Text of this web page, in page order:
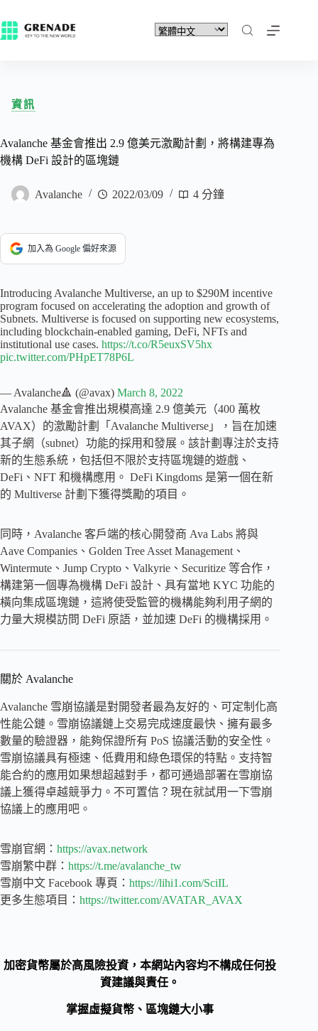
資訊
Avalanche 基金會推出 2.9 億美元激勵計劃，將構建專為
機構 DeFi 設計的區塊鏈
Avalanche 2022/03/09 4 分鐘
加入為 Google 偏好來源
Introducing Avalanche Multiverse, an up to $290M incentive
program focused on accelerating the adoption and growth of
Subnets. Multiverse is focused on supporting new ecosystems,
including blockchain-enabled gaming, DeFi, NFTs and
institutional use cases. https://t.co/R5euxSV5hx
pic.twitter.com/PHpET78P6L
— Avalanche🔺 (@avax) March 8, 2022
Avalanche 基金會推出規模高達 2.9 億美元（400 萬枚
AVAX）的激勵計劃「Avalanche Multiverse」，旨在加速
其子網（subnet）功能的採用和發展。該計劃專注於支持
新的生態系統，包括但不限於支持區塊鏈的遊戲、
DeFi、NFT 和機構應用。 DeFi Kingdoms 是第一個在新
的 Multiverse 計劃下獲得獎勵的項目。
同時，Avalanche 客戶端的核心開發商 Ava Labs 將與
Aave Companies、Golden Tree Asset Management、
Wintermute、Jump Crypto、Valkyrie、Securitize 等合作，
構建第一個專為機構 DeFi 設計、具有當地 KYC 功能的
橫向集成區塊鏈，這將使受監管的機構能夠利用子網的
力量大規模訪問 DeFi 原語，並加速 DeFi 的機構採用。
關於 Avalanche
Avalanche 雪崩協議是對開發者最為友好的、可定制化高
性能公鏈。雪崩協議鏈上交易完成速度最快、擁有最多
數量的驗證器，能夠保證所有 PoS 協議活動的安全性。
雪崩協議具有極速、低費用和綠色環保的特點。支持智
能合約的應用如果想超越對手，都可通過部署在雪崩協
議上獲得卓越競爭力。不可置信？現在就試用一下雪崩
協議上的應用吧。
雪崩官網： https://avax.network
雪崩繁中群： https://t.me/avalanche_tw
雪崩中文 Facebook 專頁： https://lihi1.com/SciIL
更多生態項目： https://twitter.com/AVATAR_AVAX
加密貨幣屬於高風險投資，本網站內容均不構成任何投
資建議與責任。
掌握虛擬貨幣、區塊鏈大小事